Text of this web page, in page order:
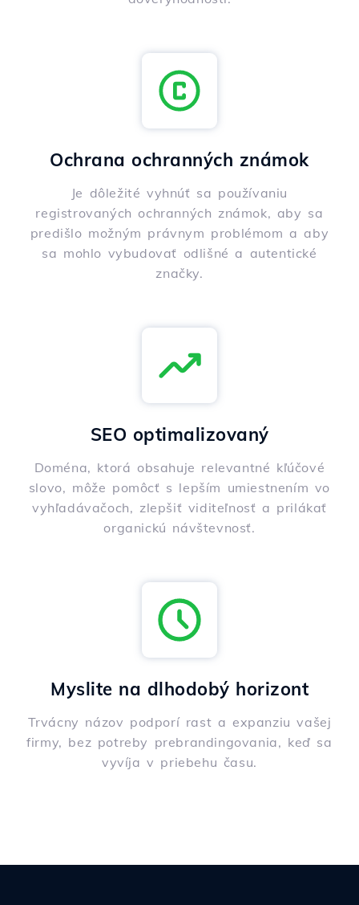
Ochrana ochranných známok
Je dôležité vyhnúť sa používaniu
registrovaných ochranných známok, aby sa
predišlo možným právnym problémom a aby
sa mohlo vybudovať odlišné a autentické
značky.
SEO optimalizovaný
Doména, ktorá obsahuje relevantné kľúčové
slovo, môže pomôcť s lepším umiestnením vo
vyhľadávačoch, zlepšiť viditeľnosť a prilákať
organickú návštevnosť.
Myslite na dlhodobý horizont
Trvácny názov podporí rast a expanziu vašej
firmy, bez potreby prebrandingovania, keď sa
vyvíja v priebehu času.